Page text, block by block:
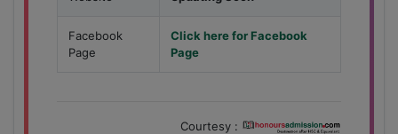
Facebook
Page
Click here for Facebook
Page
Courtesy :